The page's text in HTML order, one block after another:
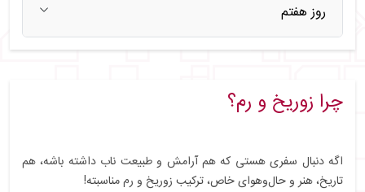
روز هفتم
چرا زوریخ و رم؟
اگه دنبال سفری هستی که هم آرامش و طبیعت ناب داشته باشه، هم
تاریخ، هنر و حال‌وهوای خاص، ترکیب زوریخ و رم مناسبته!